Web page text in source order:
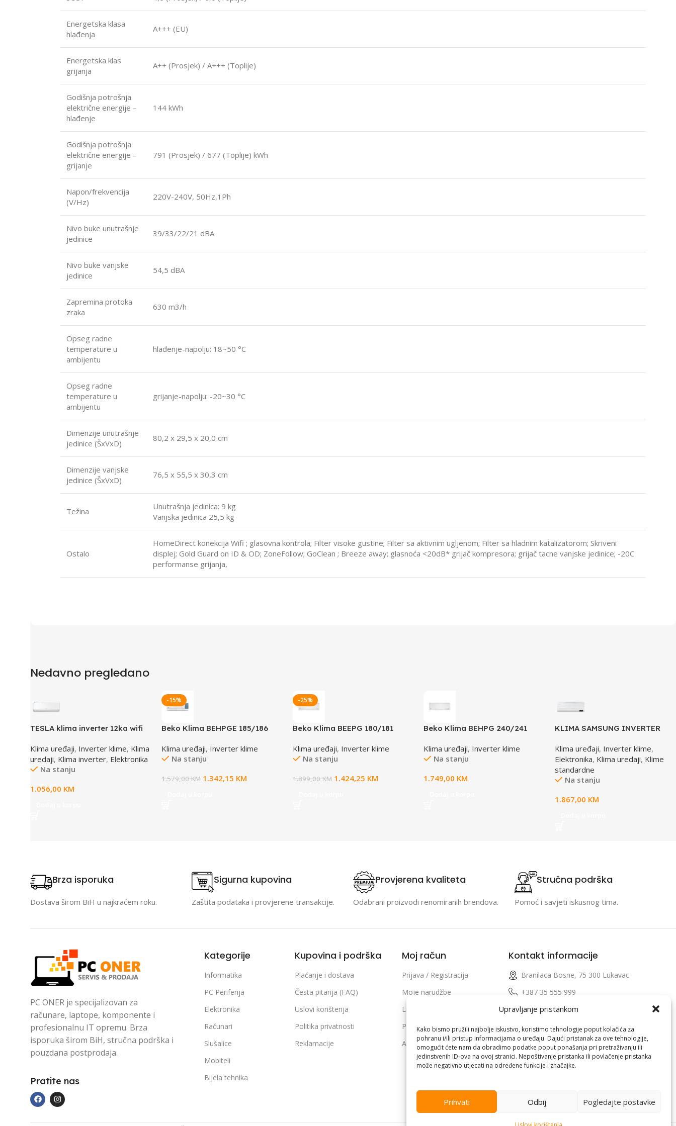
Upravljanje pristankom
Kako bismo pružili najbolje iskustvo, koristimo tehnologije poput kolačića za
pohranu i/ili pristup informacijama o uređaju. Dajući pristanak za ove tehnologije,
omogućit ćete nam da obradimo podatke poput ponašanja pri pretraživanju ili
jedinstvenih ID-ova na ovoj stranici. Nepoštivanje pristanka ili povlačenje pristanka
može negativno utjecati na određene funkcije i značajke.
Prihvati Odbij Pogledajte postavke
Energetska klasa
hlađenja
A+++ (EU)
Energetska klas
grijanja
A++ (Prosjek) / A+++ (Toplije)
Godišnja potrošnja
električne energije –
hlađenje
144 kWh
Godišnja potrošnja
električne energije –
grijanje
791 (Prosjek) / 677 (Toplije) kWh
Napon/frekvencija
(V/Hz)
220V-240V, 50Hz,1Ph
Nivo buke unutrašnje
jedinice
39/33/22/21 dBA
Nivo buke vanjske
jedinice
54,5 dBA
Zapremina protoka
zraka
630 m3/h
Opseg radne
temperature u
ambijentu
hlađenje-napolju: 18~50 °C
Opseg radne
temperature u
ambijentu
grijanje-napolju: -20~30 °C
Dimenzije unutrašnje
jedinice (ŠxVxD)
80,2 x 29,5 x 20,0 cm
Dimenzije vanjske
jedinice (ŠxVxD)
76,5 x 55,5 x 30,3 cm
Težina
Unutrašnja jedinica: 9 kg
Vanjska jedinica 25,5 kg
Ostalo
HomeDirect konekcija Wifi ; glasovna kontrola; Filter visoke gustine; Filter sa aktivnim ugljenom; Filter sa hladnim katalizatorom; Skriveni
displej; Gold Guard on ID & OD; ZoneFollow; GoClean ; Breeze away; glasnoća <20dB* grijač kompresora; grijač tacne vanjske jedinice; -20C
performanse grijanja,
Nedavno pregledano
TESLA klima inverter 12ka wifi
12ka
Klima uređaji, Inverter klime, Klima
uredaji, Klima inverter, Elektronika
Na stanju
1.056,00 KM
-15%
Beko Klima BEHPGE 185/186
Klima uređaji, Inverter klime
Na stanju
1.579,00KM 1.342,15 KM
-25%
Beko Klima BEEPG 180/181
Klima uređaji, Inverter klime
Na stanju
1.899,00KM 1.424,25 KM
Beko Klima BEHPG 240/241
Klima uređaji, Inverter klime
Na stanju
1.749,00 KM
KLIMA SAMSUNG INVERTER
AR60F12C1AWNEU
Klima uređaji, Inverter klime,
Elektronika, Klima uredaji, Klime
standardne
Na stanju
1.867,00 KM
Brza isporuka
Dostava širom BiH u najkraćem roku.
Sigurna kupovina
Zaštita podataka i provjerene transakcije.
Provjerena kvaliteta
Odabrani proizvodi renomiranih brendova.
Stručna podrška
Pomoć i savjeti iskusnog tima.
PC ONER je specijalizovan za
računare, laptope, komponente i
profesionalnu IT opremu. Brza
isporuka širom BiH, stručna podrška i
pouzdana postprodaja.
Pratite nas
Kategorije
Informatika
PC Periferija
Elektronika
Računari
Slušalice
Mobiteli
Bijela tehnika
Kupovina i podrška
Plaćanje i dostava
Česta pitanja (FAQ)
Uslovi korištenja
Politika privatnosti
Reklamacije
Moj račun
Prijava / Registracija
Moje narudžbe
Lista želja
Poređenje proizvoda
Adrese i podaci profila
Kontakt informacije
Branilaca Bosne, 75 300 Lukavac
+387 35 555 999
info@pconer.ba
ID: 4210115760008
PDV : 210115760008